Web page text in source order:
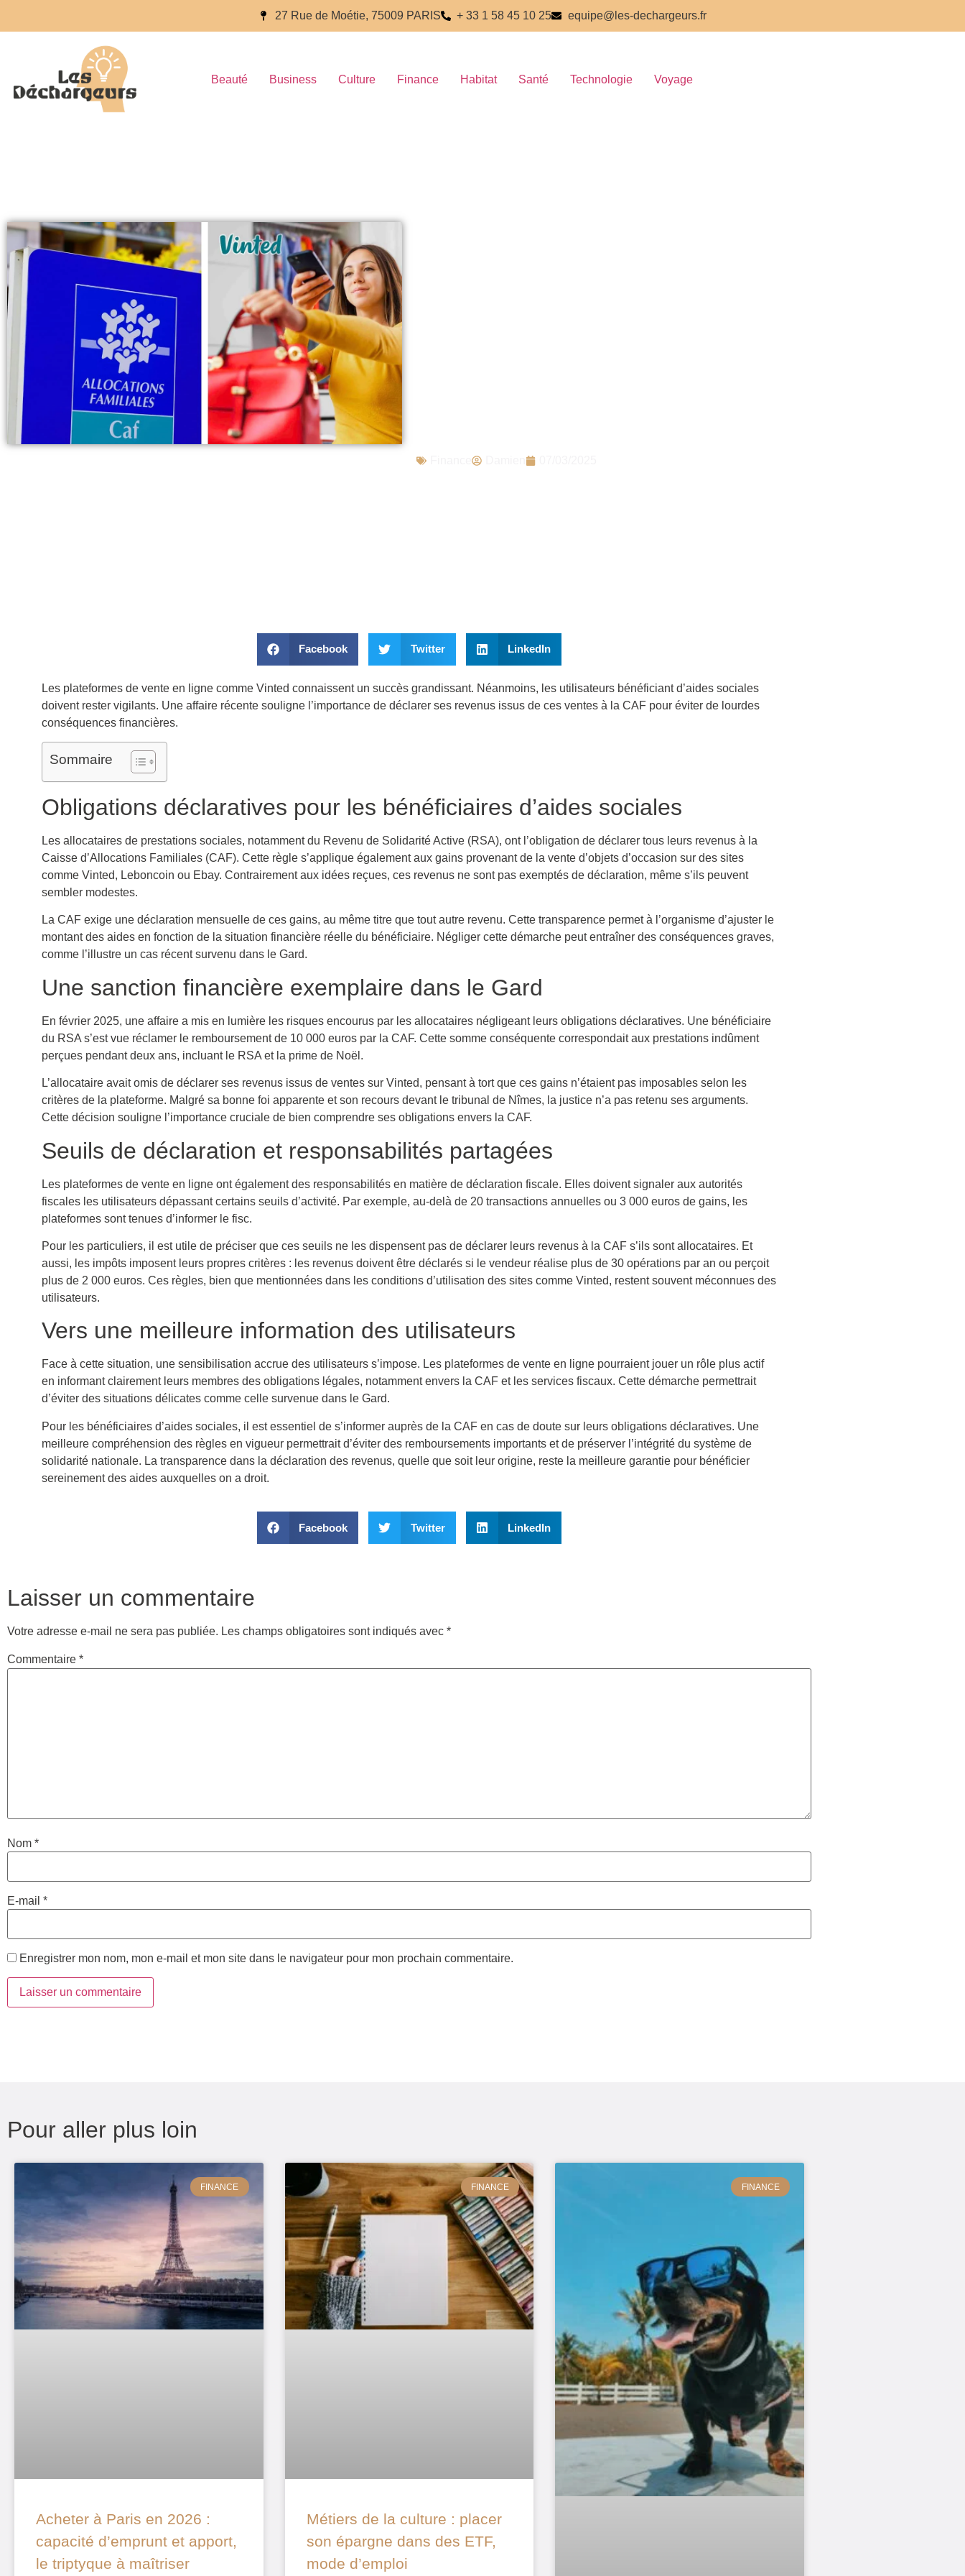
27 Rue de Moétie, 75009 PARIS + 33 1 58 45 10 25 equipe@les-dechargeurs.fr
Beauté Business Culture Finance Habitat Santé Technologie Voyage
Facebook Twitter LinkedIn
Les plateformes de vente en ligne comme Vinted connaissent un succès grandissant. Néanmoins, les utilisateurs bénéficiant d’aides sociales
doivent rester vigilants. Une affaire récente souligne l’importance de déclarer ses revenus issus de ces ventes à la CAF pour éviter de lourdes
conséquences financières.
Sommaire
Obligations déclaratives pour les bénéficiaires d’aides sociales
Les allocataires de prestations sociales, notamment du Revenu de Solidarité Active (RSA), ont l’obligation de déclarer tous leurs revenus à la
Caisse d’Allocations Familiales (CAF). Cette règle s’applique également aux gains provenant de la vente d’objets d’occasion sur des sites
comme Vinted, Leboncoin ou Ebay. Contrairement aux idées reçues, ces revenus ne sont pas exemptés de déclaration, même s’ils peuvent
sembler modestes.
La CAF exige une déclaration mensuelle de ces gains, au même titre que tout autre revenu. Cette transparence permet à l’organisme d’ajuster le
montant des aides en fonction de la situation financière réelle du bénéficiaire. Négliger cette démarche peut entraîner des conséquences graves,
comme l’illustre un cas récent survenu dans le Gard.
Une sanction financière exemplaire dans le Gard
En février 2025, une affaire a mis en lumière les risques encourus par les allocataires négligeant leurs obligations déclaratives. Une bénéficiaire
du RSA s’est vue réclamer le remboursement de 10 000 euros par la CAF. Cette somme conséquente correspondait aux prestations indûment
perçues pendant deux ans, incluant le RSA et la prime de Noël.
L’allocataire avait omis de déclarer ses revenus issus de ventes sur Vinted, pensant à tort que ces gains n’étaient pas imposables selon les
critères de la plateforme. Malgré sa bonne foi apparente et son recours devant le tribunal de Nîmes, la justice n’a pas retenu ses arguments.
Cette décision souligne l’importance cruciale de bien comprendre ses obligations envers la CAF.
Seuils de déclaration et responsabilités partagées
Les plateformes de vente en ligne ont également des responsabilités en matière de déclaration fiscale. Elles doivent signaler aux autorités
fiscales les utilisateurs dépassant certains seuils d’activité. Par exemple, au-delà de 20 transactions annuelles ou 3 000 euros de gains, les
plateformes sont tenues d’informer le fisc.
Pour les particuliers, il est utile de préciser que ces seuils ne les dispensent pas de déclarer leurs revenus à la CAF s’ils sont allocataires. Et
aussi, les impôts imposent leurs propres critères : les revenus doivent être déclarés si le vendeur réalise plus de 30 opérations par an ou perçoit
plus de 2 000 euros. Ces règles, bien que mentionnées dans les conditions d’utilisation des sites comme Vinted, restent souvent méconnues des
utilisateurs.
Vers une meilleure information des utilisateurs
Face à cette situation, une sensibilisation accrue des utilisateurs s’impose. Les plateformes de vente en ligne pourraient jouer un rôle plus actif
en informant clairement leurs membres des obligations légales, notamment envers la CAF et les services fiscaux. Cette démarche permettrait
d’éviter des situations délicates comme celle survenue dans le Gard.
Pour les bénéficiaires d’aides sociales, il est essentiel de s’informer auprès de la CAF en cas de doute sur leurs obligations déclaratives. Une
meilleure compréhension des règles en vigueur permettrait d’éviter des remboursements importants et de préserver l’intégrité du système de
solidarité nationale. La transparence dans la déclaration des revenus, quelle que soit leur origine, reste la meilleure garantie pour bénéficier
sereinement des aides auxquelles on a droit.
Facebook Twitter LinkedIn
Laisser un commentaire
Votre adresse e-mail ne sera pas publiée. Les champs obligatoires sont indiqués avec *
Commentaire *
Nom *
E-mail *
Enregistrer mon nom, mon e-mail et mon site dans le navigateur pour mon prochain commentaire.
Pour aller plus loin
FINANCE
Acheter à Paris en 2026 :
capacité d’emprunt et apport,
le triptyque à maîtriser
FINANCE
Métiers de la culture : placer
son épargne dans des ETF,
mode d’emploi
FINANCE